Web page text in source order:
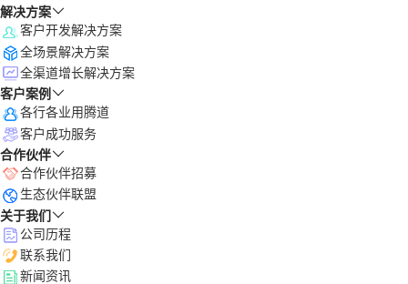
解决方案
客户开发解决方案
全场景解决方案
全渠道增长解决方案
客户案例
各行各业用腾道
客户成功服务
合作伙伴
合作伙伴招募
生态伙伴联盟
关于我们
公司历程
联系我们
新闻资讯